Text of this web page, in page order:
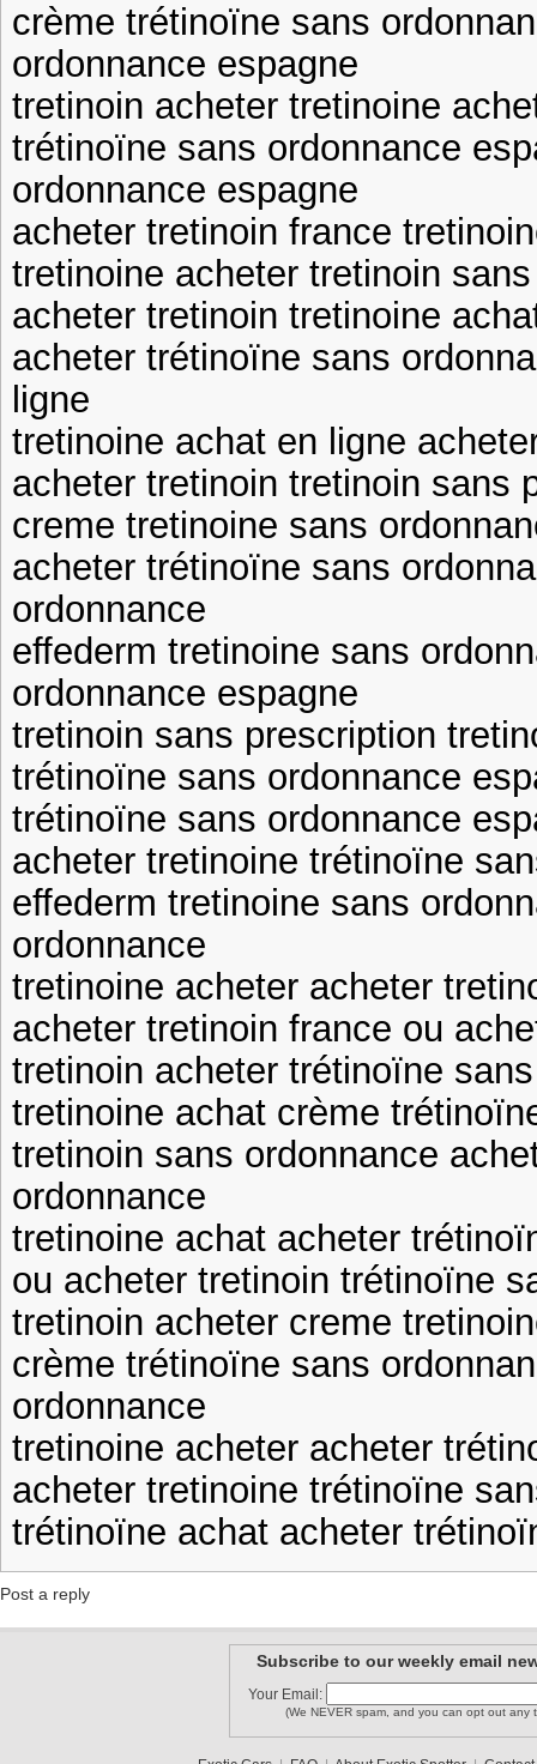
crème trétinoïne sans
ordonnance espagne
tretinoin acheter tretinoine
trétinoïne sans ordonnance
ordonnance espagne
acheter tretinoin france
tretinoine acheter tretinoin
acheter tretinoin tretinoine
acheter trétinoïne sans
ligne
tretinoine achat en ligne
acheter tretinoin tretinoin sans
creme tretinoine sans
acheter trétinoïne sans
ordonnance
effederm tretinoine sans
ordonnance espagne
tretinoin sans prescription
trétinoïne sans ordonnance
trétinoïne sans ordonnance
acheter tretinoine trétinoïne
effederm tretinoine sans
ordonnance
tretinoine acheter acheter
acheter tretinoin france ou
tretinoin acheter trétinoïne
tretinoine achat crème
tretinoin sans ordonnance
ordonnance
tretinoine achat acheter
ou acheter tretinoin trétinoïne
tretinoin acheter creme
crème trétinoïne sans
ordonnance
tretinoine acheter acheter
acheter tretinoine trétinoïne
trétinoïne achat acheter
Post a reply
Subscribe to our weekly email
Your Email:
(We NEVER spam, and you can opt out any